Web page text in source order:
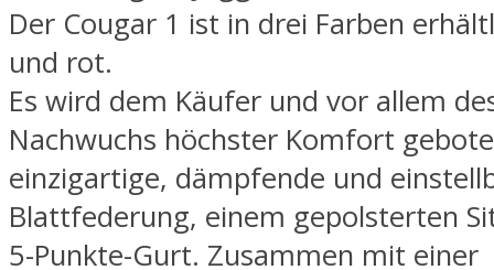
Der Cougar 1 ist in drei Farben
und rot.
Es wird dem Käufer und vor allem
Nachwuchs höchster Komfort
einzigartige, dämpfende und
Blattfederung, einem gepolsterten
5-Punkte-Gurt. Zusammen mit einer